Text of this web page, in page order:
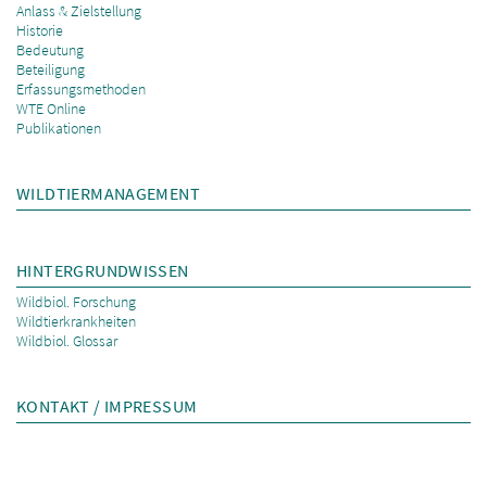
Anlass & Zielstellung
Historie
Bedeutung
Beteiligung
Erfassungsmethoden
WTE Online
Publikationen
WILDTIERMANAGEMENT
HINTERGRUNDWISSEN
Wildbiol. Forschung
Wildtierkrankheiten
Wildbiol. Glossar
KONTAKT / IMPRESSUM